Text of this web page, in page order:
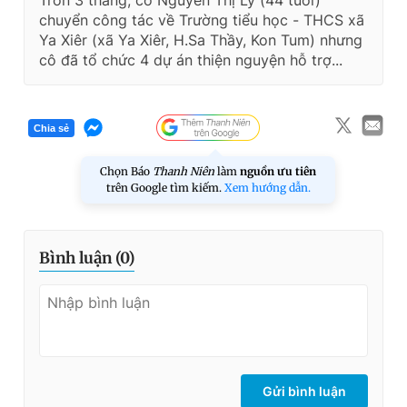
chuyển công tác về Trường tiểu học - THCS xã
Ya Xiêr (xã Ya Xiêr, H.Sa Thầy, Kon Tum) nhưng
cô đã tổ chức 4 dự án thiện nguyện hỗ trợ...
Chia sẻ
Chọn Báo Thanh Niên làm nguồn ưu tiên
trên Google tìm kiếm. Xem hướng dẫn.
Bình luận (0)
Gửi bình luận